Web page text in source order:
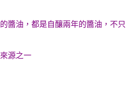
醬油，都是自釀兩年的醬油，不只
源之一